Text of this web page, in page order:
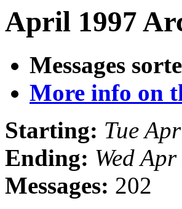
April 1997
Messages
More info on
Starting: Tue
Ending: Wed
Messages: 202